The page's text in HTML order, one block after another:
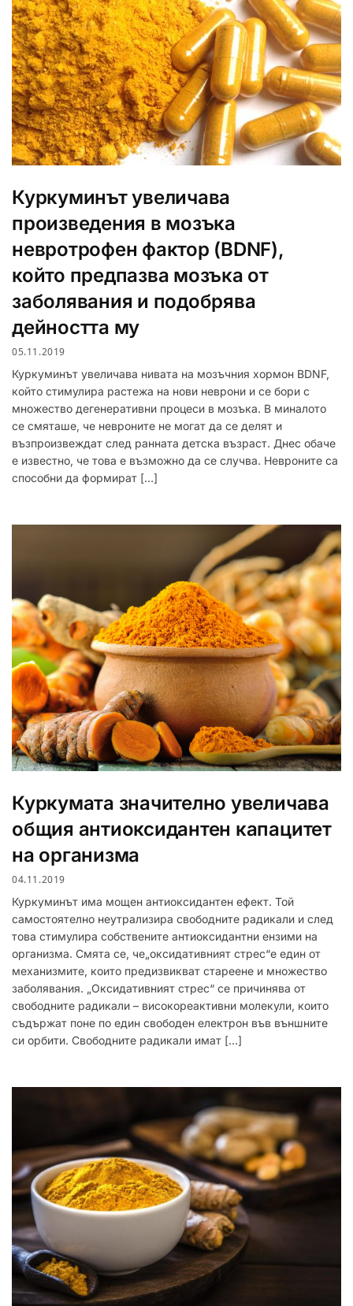
Куркуминът увеличава
произведения в мозъка
невротрофен фактор (BDNF),
който предпазва мозъка от
заболявания и подобрява
дейността му
05.11.2019
Куркуминът увеличава нивата на мозъчния хормон BDNF,
който стимулира растежа на нови неврони и се бори с
множество дегенеративни процеси в мозъка. В миналото
се смяташе, че невроните не могат да се делят и
възпроизвеждат след ранната детска възраст. Днес обаче
е известно, че това е възможно да се случва. Невроните са
способни да формират […]
Куркумата значително увеличава
общия антиоксидантен капацитет
на организма
04.11.2019
Куркуминът има мощен антиоксидантен ефект. Той
самостоятелно неутрализира свободните радикали и след
това стимулира собствените антиоксидантни ензими на
организма. Смята се, че„оксидативният стрес“е един от
механизмите, които предизвикват стареене и множество
заболявания. „Оксидативният стрес“ се причинява от
свободните радикали – високореактивни молекули, които
съдържат поне по един свободен електрон във външните
си орбити. Свободните радикали имат […]